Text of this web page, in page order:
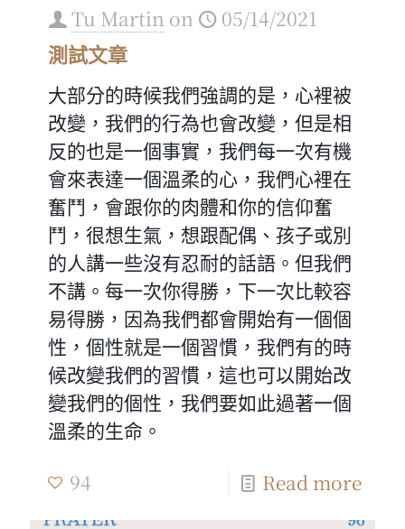
Tu Martin on 05/14/2021
測試文章
大部分的時候我們強調的是，心裡被
改變，我們的行為也會改變，但是相
反的也是一個事實，我們每一次有機
會來表達一個溫柔的心，我們心裡在
奮鬥，會跟你的肉體和你的信仰奮
鬥，很想生氣，想跟配偶、孩子或別
的人講一些沒有忍耐的話語。但我們
不講。每一次你得勝，下一次比較容
易得勝，因為我們都會開始有一個個
性，個性就是一個習慣，我們有的時
候改變我們的習慣，這也可以開始改
變我們的個性，我們要如此過著一個
溫柔的生命。
94
Read more